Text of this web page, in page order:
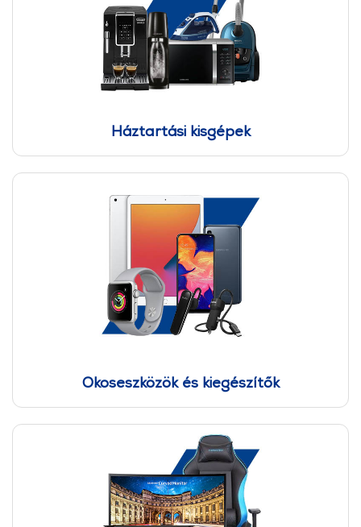
Háztartási kisgépek
Okoseszközök és kiegészítők